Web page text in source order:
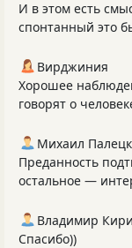
И в этом есть
спонтанный это
Вирджиния
Хорошее
говорят о
Михаил
Преданность
остальное —
Владимир
Спасибо))